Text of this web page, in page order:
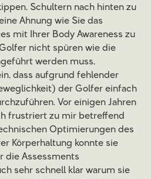
Schultern nach hinten zu
Ahnung wie Sie das
mit Ihrer Body Awareness zu
nicht spüren wie die
werden muss,
dass aufgrund fehlender
der Golfer einfach
Vor einigen Jahren
frustriert zu mir betreffend
Optimierungen des
Körperhaltung konnte sie
die Assessments
sehr schnell klar warum sie